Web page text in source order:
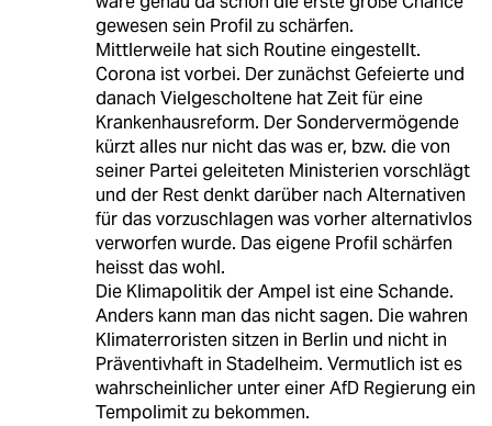
gewesen sein Profil zu schärfen.
Mittlerweile hat sich Routine eingestellt.
Corona ist vorbei. Der zunächst Gefeierte und
danach Vielgescholtene hat Zeit für eine
Krankenhausreform. Der Sondervermögende
kürzt alles nur nicht das was er, bzw. die von
seiner Partei geleiteten Ministerien vorschlägt
und der Rest denkt darüber nach Alternativen
für das vorzuschlagen was vorher alternativlos
verworfen wurde. Das eigene Profil schärfen
heisst das wohl.
Die Klimapolitik der Ampel ist eine Schande.
Anders kann man das nicht sagen. Die wahren
Klimaterroristen sitzen in Berlin und nicht in
Präventivhaft in Stadelheim. Vermutlich ist es
wahrscheinlicher unter einer AfD Regierung ein
Tempolimit zu bekommen.